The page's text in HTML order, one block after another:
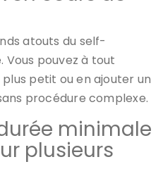
atouts du self-
Vous pouvez à tout
petit ou en ajouter un
procédure complexe.
minimale
plusieurs